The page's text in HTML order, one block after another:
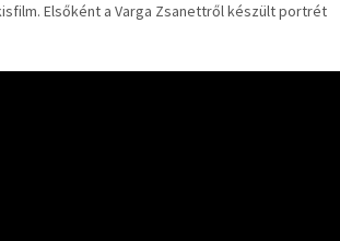
Elsőként a Varga Zsanettről készült portrét